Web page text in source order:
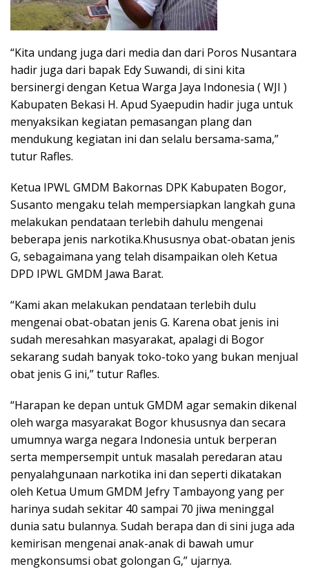
“Kita undang juga dari media dan dari Poros Nusantara
hadir juga dari bapak Edy Suwandi, di sini kita
bersinergi dengan Ketua Warga Jaya Indonesia ( WJI )
Kabupaten Bekasi H. Apud Syaepudin hadir juga untuk
menyaksikan kegiatan pemasangan plang dan
mendukung kegiatan ini dan selalu bersama-sama,”
tutur Rafles.
Ketua IPWL GMDM Bakornas DPK Kabupaten Bogor,
Susanto mengaku telah mempersiapkan langkah guna
melakukan pendataan terlebih dahulu mengenai
beberapa jenis narkotika.Khususnya obat-obatan jenis
G, sebagaimana yang telah disampaikan oleh Ketua
DPD IPWL GMDM Jawa Barat.
“Kami akan melakukan pendataan terlebih dulu
mengenai obat-obatan jenis G. Karena obat jenis ini
sudah meresahkan masyarakat, apalagi di Bogor
sekarang sudah banyak toko-toko yang bukan menjual
obat jenis G ini,” tutur Rafles.
“Harapan ke depan untuk GMDM agar semakin dikenal
oleh warga masyarakat Bogor khususnya dan secara
umumnya warga negara Indonesia untuk berperan
serta mempersempit untuk masalah peredaran atau
penyalahgunaan narkotika ini dan seperti dikatakan
oleh Ketua Umum GMDM Jefry Tambayong yang per
harinya sudah sekitar 40 sampai 70 jiwa meninggal
dunia satu bulannya. Sudah berapa dan di sini juga ada
kemirisan mengenai anak-anak di bawah umur
mengkonsumsi obat golongan G,” ujarnya.